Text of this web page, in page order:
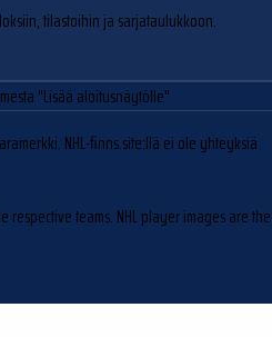
tilastoihin ja sarjataulukkoon.
"Lisää aloitusnäytölle"
NHL-finns.site:llä ei ole yhteyksiä
respective teams. NHL player images are the